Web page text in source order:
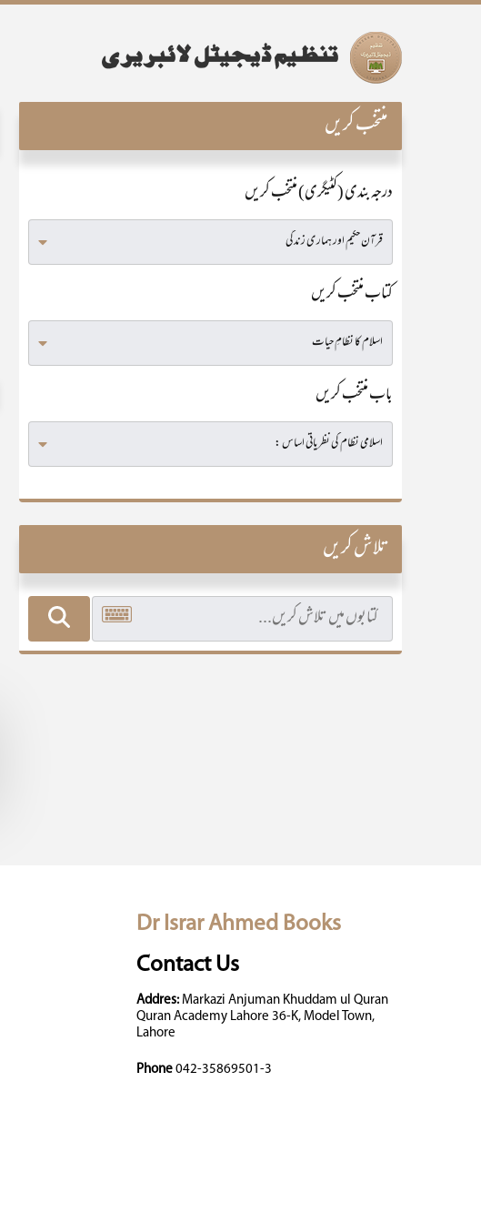
منتخب کریں
درجہ بندی (کٹیگری) منتخب کریں
کتاب منتخب کریں
باب منتخب کریں
تلاش کریں
Dr Israr Ahmed Books
Contact Us
Addres:Markazi Anjuman Khuddam ul Quran
Quran Academy Lahore 36-K, Model Town,
Lahore
Phone 042-35869501-3